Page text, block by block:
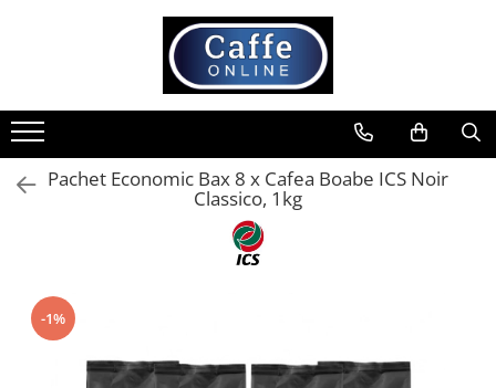
Cafea
Cafea Boabe
Capsule Cafea
Espressoare
Aparate Automate
Aparate capsule
Pachet Economic Bax 8 x Cafea Boabe ICS Noir
Classico, 1kg
-1%